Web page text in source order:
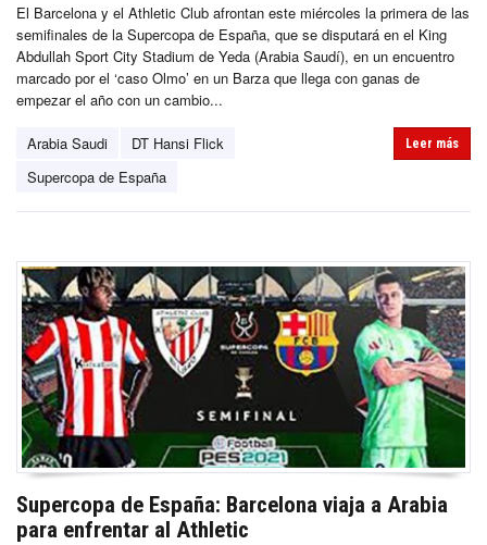
El Barcelona y el Athletic Club afrontan este miércoles la primera de las
semifinales de la Supercopa de España, que se disputará en el King
Abdullah Sport City Stadium de Yeda (Arabia Saudí), en un encuentro
marcado por el ‘caso Olmo’ en un Barza que llega con ganas de
empezar el año con un cambio...
Arabia Saudi
DT Hansi Flick
Supercopa de España
Leer más
Supercopa de España: Barcelona viaja a Arabia
para enfrentar al Athletic